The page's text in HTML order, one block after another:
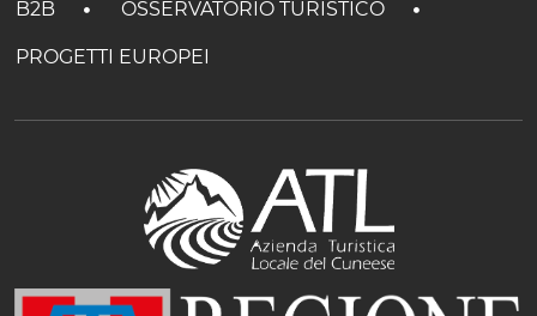
B2B OSSERVATORIO TURISTICO
PROGETTI EUROPEI